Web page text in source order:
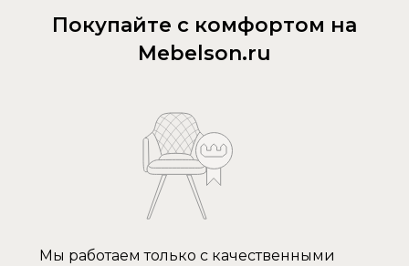
Покупайте с комфортом на
Mebelson.ru
Мы работаем только с качественными